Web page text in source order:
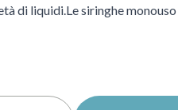
di liquidi.Le siringhe